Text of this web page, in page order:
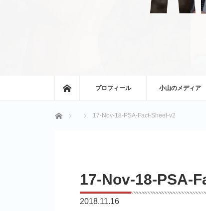
ホームプロフィール 小山のメディア
ホーム 17-Nov-18-PSA-Fact-Sheet-v2
17-Nov-18-PSA-
2018.11.16